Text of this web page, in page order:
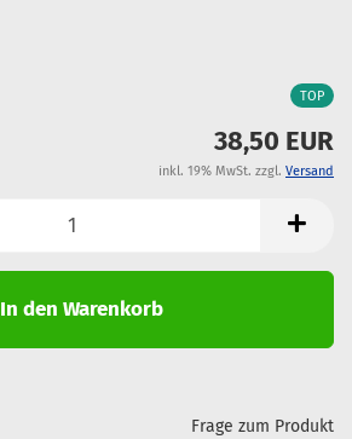
TOP
38,50 EUR
inkl. 19% MwSt. zzgl. Versand
In den Warenkorb
Frage zum Produkt